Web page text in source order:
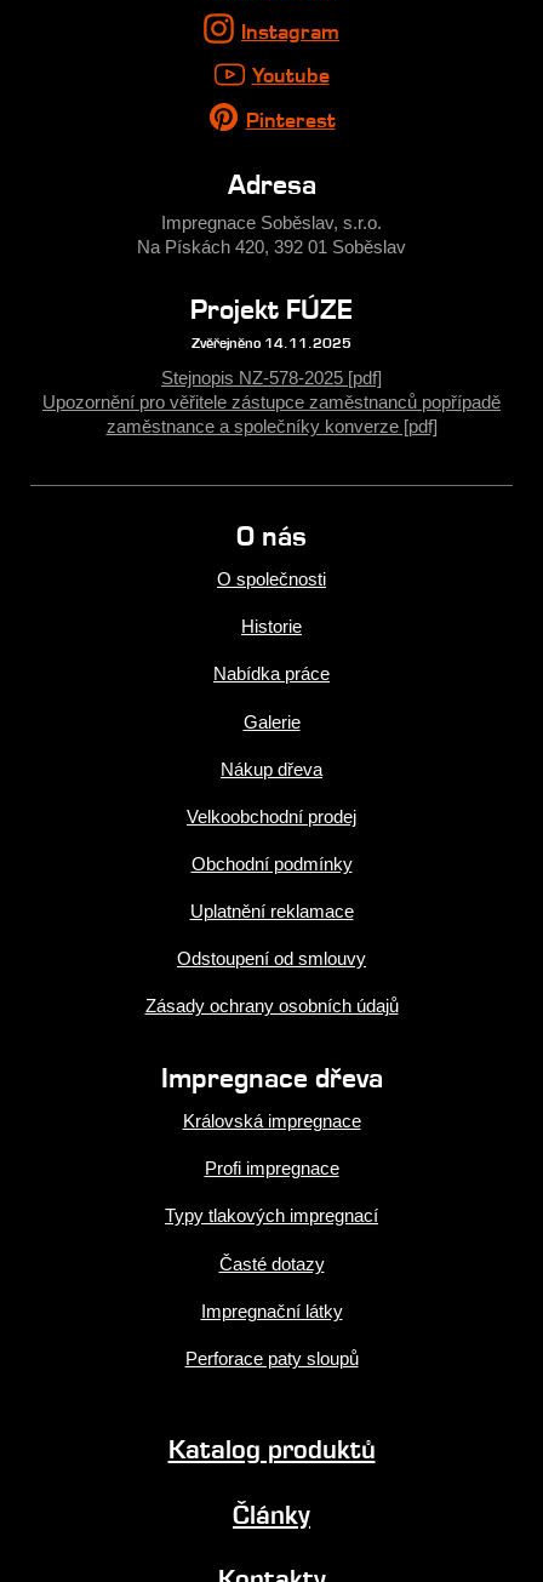
Instagram
Youtube
Pinterest
Adresa
Impregnace Soběslav, s.r.o.
Na Pískách 420, 392 01 Soběslav
Projekt FÚZE
Zvěřejněno 14.11.2025
Stejnopis NZ-578-2025 [pdf]
Upozornění pro věřitele zástupce zaměstnanců popřípadě
zaměstnance a společníky konverze [pdf]
O nás
O společnosti
Historie
Nabídka práce
Galerie
Nákup dřeva
Velkoobchodní prodej
Obchodní podmínky
Uplatnění reklamace
Odstoupení od smlouvy
Zásady ochrany osobních údajů
Impregnace dřeva
Královská impregnace
Profi impregnace
Typy tlakových impregnací
Časté dotazy
Impregnační látky
Perforace paty sloupů
Katalog produktů
Články